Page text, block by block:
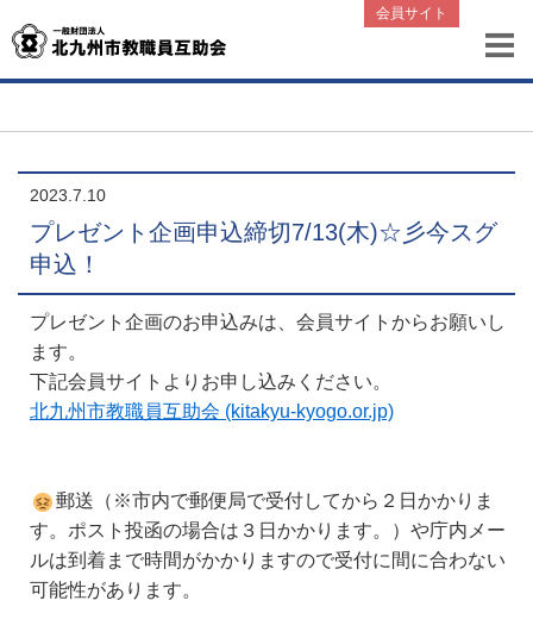
会員サイト
2023.7.10
プレゼント企画申込締切7/13(木)☆彡今スグ
申込！
プレゼント企画のお申込みは、会員サイトからお願いし
ます。
下記会員サイトよりお申し込みください。
北九州市教職員互助会 (kitakyu-kyogo.or.jp)
郵送（※市内で郵便局で受付してから２日かかりま
す。ポスト投函の場合は３日かかります。）や庁内メー
ルは到着まで時間がかかりますので受付に間に合わない
可能性があります。